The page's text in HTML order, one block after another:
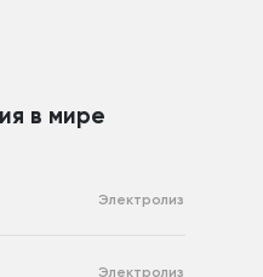
в мире
Электролиз
Электролиз